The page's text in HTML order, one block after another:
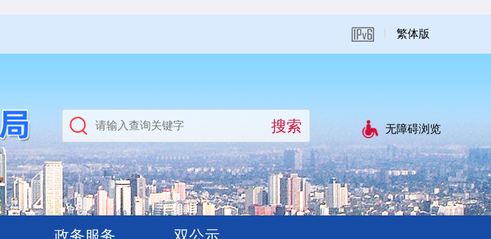
繁体版
无障碍浏览